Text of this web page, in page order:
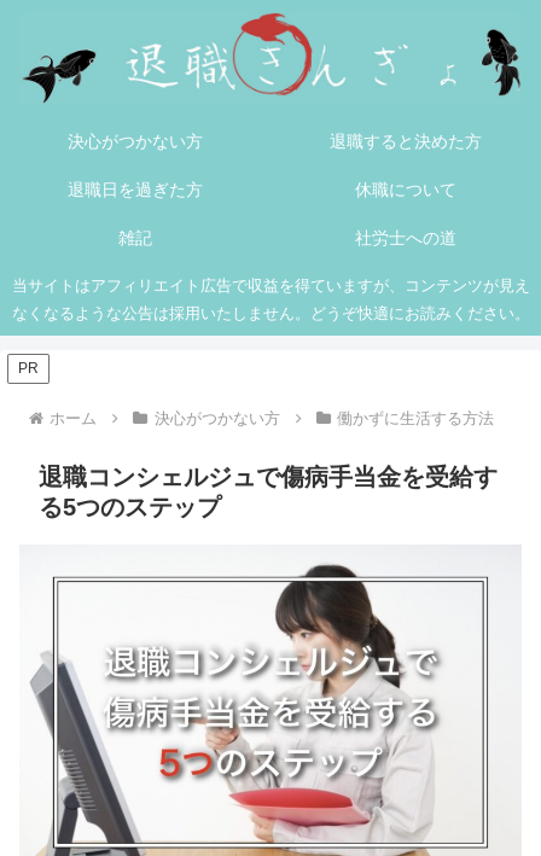
決心がつかない方 退職すると決めた方
退職日を過ぎた方 休職について
雑記 社労士への道
当サイトはアフィリエイト広告で収益を得ていますが、コンテンツが見え
なくなるような公告は採用いたしません。どうぞ快適にお読みください。
PR
ホーム 決心がつかない方 働かずに生活する方法
退職コンシェルジュで傷病手当金を受給す
る5つのステップ